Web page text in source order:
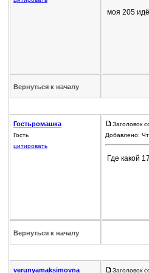
моя 205
Вернуться к началу
Гостьромашка
Гость
цитировать
Заголовок
Добавлено:
Где какой
Вернуться к началу
verunyamaksimovna Заголовок